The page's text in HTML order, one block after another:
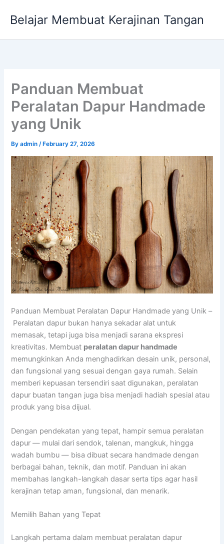
Belajar Membuat Kerajinan Tangan
Panduan Membuat
Peralatan Dapur Handmade
yang Unik
Byadmin/ February 27, 2026
Panduan Membuat Peralatan Dapur Handmade yang Unik –
Peralatan dapur bukan hanya sekadar alat untuk
memasak, tetapi juga bisa menjadi sarana ekspresi
kreativitas. Membuat peralatan dapur handmade
memungkinkan Anda menghadirkan desain unik, personal,
dan fungsional yang sesuai dengan gaya rumah. Selain
memberi kepuasan tersendiri saat digunakan, peralatan
dapur buatan tangan juga bisa menjadi hadiah spesial atau
produk yang bisa dijual.
Dengan pendekatan yang tepat, hampir semua peralatan
dapur — mulai dari sendok, talenan, mangkuk, hingga
wadah bumbu — bisa dibuat secara handmade dengan
berbagai bahan, teknik, dan motif. Panduan ini akan
membahas langkah-langkah dasar serta tips agar hasil
kerajinan tetap aman, fungsional, dan menarik.
Memilih Bahan yang Tepat
Langkah pertama dalam membuat peralatan dapur